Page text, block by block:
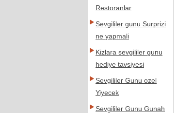
Restoranlar
Sevgililer gunu Surprizi
ne yapmali
Kizlara sevgililer gunu
hediye tavsiyesi
Sevgililer Gunu ozel
Yiyecek
Sevgililer Gunu Gunah